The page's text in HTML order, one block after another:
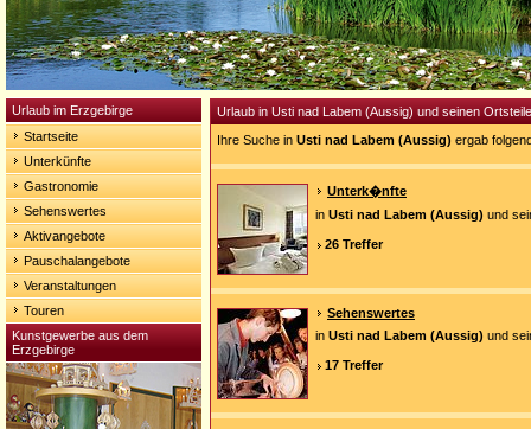
Urlaub im Erzgebirge
Startseite
Unterkünfte
Gastronomie
Sehenswertes
Aktivangebote
Pauschalangebote
Veranstaltungen
Touren
Kunstgewerbe aus dem
Erzgebirge
Urlaub in Usti nad Labem (Aussig) und seinen
Ihre Suche in Usti nad Labem (Aussig) ergab
Unterk�nfte
in Usti nad Labem (Aussig) und
26 Treffer
Sehenswertes
in Usti nad Labem (Aussig) und
17 Treffer